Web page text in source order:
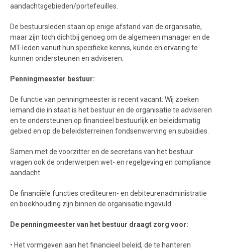
aandachtsgebieden/portefeuilles.
De bestuursleden staan op enige afstand van de organisatie,
maar zijn toch dichtbij genoeg om de algemeen manager en de
MT-leden vanuit hun specifieke kennis, kunde en ervaring te
kunnen ondersteunen en adviseren.
Penningmeester bestuur:
De functie van penningmeester is recent vacant. Wij zoeken
iemand die in staat is het bestuur en de organisatie te adviseren
en te ondersteunen op financieel bestuurlijk en beleidsmatig
gebied en op de beleidsterreinen fondsenwerving en subsidies.
Samen met de voorzitter en de secretaris van het bestuur
vragen ook de onderwerpen wet- en regelgeving en compliance
aandacht.
De financiële functies crediteuren- en debiteurenadministratie
en boekhouding zijn binnen de organisatie ingevuld.
De penningmeester van het bestuur draagt zorg voor:
• Het vormgeven aan het financieel beleid, de te hanteren